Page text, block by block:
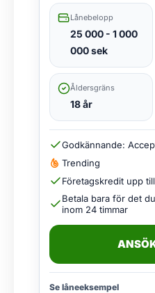
Lånebelopp
25 000 - 1 000
000 sek
Åldersgräns
18 år
Godkännande:
Trending
Företagskredit upp
Betala bara för det
inom 24 timmar
Se låneeksempel